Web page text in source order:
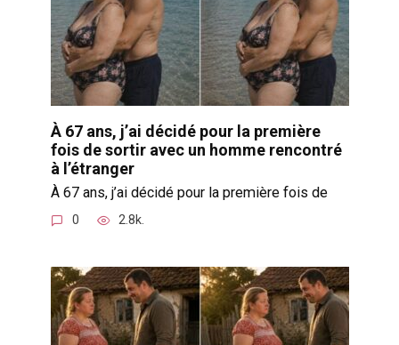
À 67 ans, j’ai décidé pour la première
fois de sortir avec un homme rencontré
à l’étranger
À 67 ans, j’ai décidé pour la première fois de
0 2.8k.